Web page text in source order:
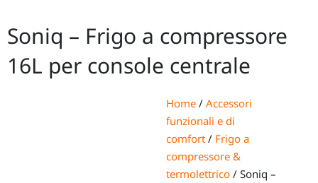
Soniq – Frigo a compressore
16L per console centrale
Home / Accessori
funzionali e di
comfort / Frigo a
compressore &
termolettrico / Soniq –